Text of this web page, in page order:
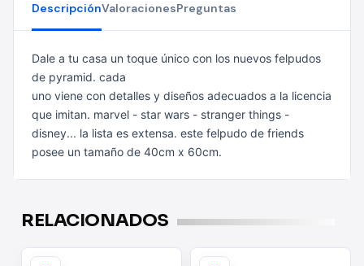
DescripciónValoracionesPreguntas
Dale a tu casa un toque único con los nuevos felpudos
de pyramid. cada
uno viene con detalles y diseños adecuados a la licencia
que imitan. marvel - star wars - stranger things -
disney... la lista es extensa. este felpudo de friends
posee un tamaño de 40cm x 60cm.
RELACIONADOS